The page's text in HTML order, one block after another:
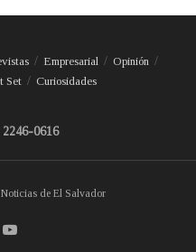
Empresarial
Opinión
Set Curiosidades
0616
de El Salvador